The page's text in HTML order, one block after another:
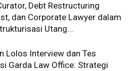
Debt Restructuring
dan Corporate Lawyer dalam
Utang...
Lolos Interview dan Tes
Garda Law Office: Strategi